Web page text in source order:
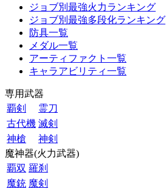
ジョブ別最強火力ランキング
ジョブ別最強多段化ランキング
防具一覧
メダル一覧
アーティファクト一覧
キャラアビリティ一覧
専用武器
覇剣
霊刀
古代機 滅剣
神槍
神剣
魔神器(火力武器)
覇双 羅刹
魔銃 魔剣